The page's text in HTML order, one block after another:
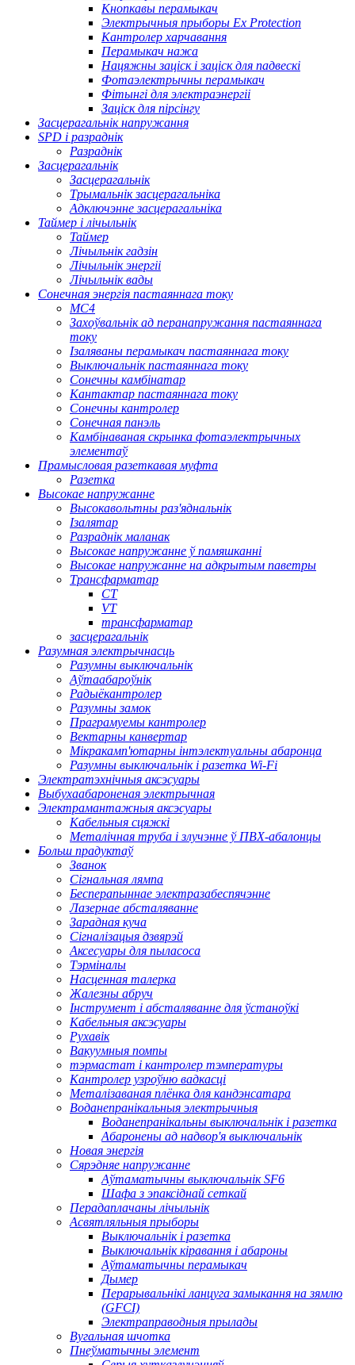
Кнопкавы перамыкач
Электрычныя прыборы Ex Protection
Кантролер харчавання
Перамыкач нажа
Нацяжны заціск і заціск для падвескі
Фотаэлектрычны перамыкач
Фітынгі для электраэнергіі
Заціск для пірсінгу
Засцерагальнік напружання
SPD і разраднік
Разраднік
Засцерагальнік
Засцерагальнік
Трымальнік засцерагальніка
Адключэнне засцерагальніка
Таймер і лічыльнік
Таймер
Лічыльнік гадзін
Лічыльнік энергіі
Лічыльнік вады
Сонечная энергія пастаяннага току
МС4
Захоўвальнік ад перанапружання пастаяннага
току
Ізаляваны перамыкач пастаяннага току
Выключальнік пастаяннага току
Сонечны камбінатар
Кантактар ​​пастаяннага току
Сонечны кантролер
Сонечная панэль
Камбінаваная скрынка фотаэлектрычных
элементаў
Прамысловая разеткавая муфта
Разетка
Высокае напружанне
Высокавольтны раз'яднальнік
Ізалятар
Разраднік маланак
Высокае напружанне ў памяшканні
Высокае напружанне на адкрытым паветры
Трансфарматар
CT
VT
трансфарматар
засцерагальнік
Разумная электрычнасць
Разумны выключальнік
Аўтаабароўнік
Радыёкантролер
Разумны замок
Праграмуемы кантролер
Вектарны канвертар
Мікракамп'ютарны інтэлектуальны абаронца
Разумны выключальнік і разетка Wi-Fi
Электратэхнічныя аксэсуары
Выбухаабароненая электрычная
Электрамантажныя аксэсуары
Кабельныя сцяжкі
Металічная труба і злучэнне ў ПВХ-абалонцы
Больш прадуктаў
Званок
Сігнальная лямпа
Бесперапыннае электразабеспячэнне
Лазернае абсталяванне
Зарадная куча
Сігналізацыя дзвярэй
Аксесуары для пыласоса
Тэрміналы
Насценная талерка
Жалезны абруч
Інструмент і абсталяванне для ўстаноўкі
Кабельныя аксэсуары
Рухавік
Вакуумныя помпы
тэрмастат і кантролер тэмпературы
Кантролер узроўню вадкасці
Металізаваная плёнка для кандэнсатара
Воданепранікальныя электрычныя
Воданепранікальны выключальнік і разетка
Абаронены ад надвор'я выключальнік
Новая энергія
Сярэдняе напружанне
Аўтаматычны выключальнік SF6
Шафа з эпаксіднай сеткай
Перадаплачаны лічыльнік
Асвятляльныя прыборы
Выключальнік і разетка
Выключальнік кіравання і абароны
Аўтаматычны перамыкач
Дымер
Перарывальнікі ланцуга замыкання на зямлю
(GFCI)
Электраправодныя прылады
Вугальная шчотка
Пнеўматычны элемент